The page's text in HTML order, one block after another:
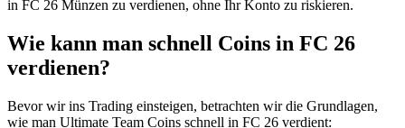
in FC 26 Münzen zu verdienen, ohne Ihr Konto zu riskieren.
Wie kann man schnell Coins in FC 26
verdienen?
Bevor wir ins Trading einsteigen, betrachten wir die Grundlagen,
wie man Ultimate Team Coins schnell in FC 26 verdient: